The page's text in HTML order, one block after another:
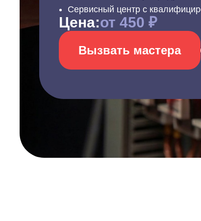
Сервисный центр с
Цена:от 450 ₽
Вызвать мастера